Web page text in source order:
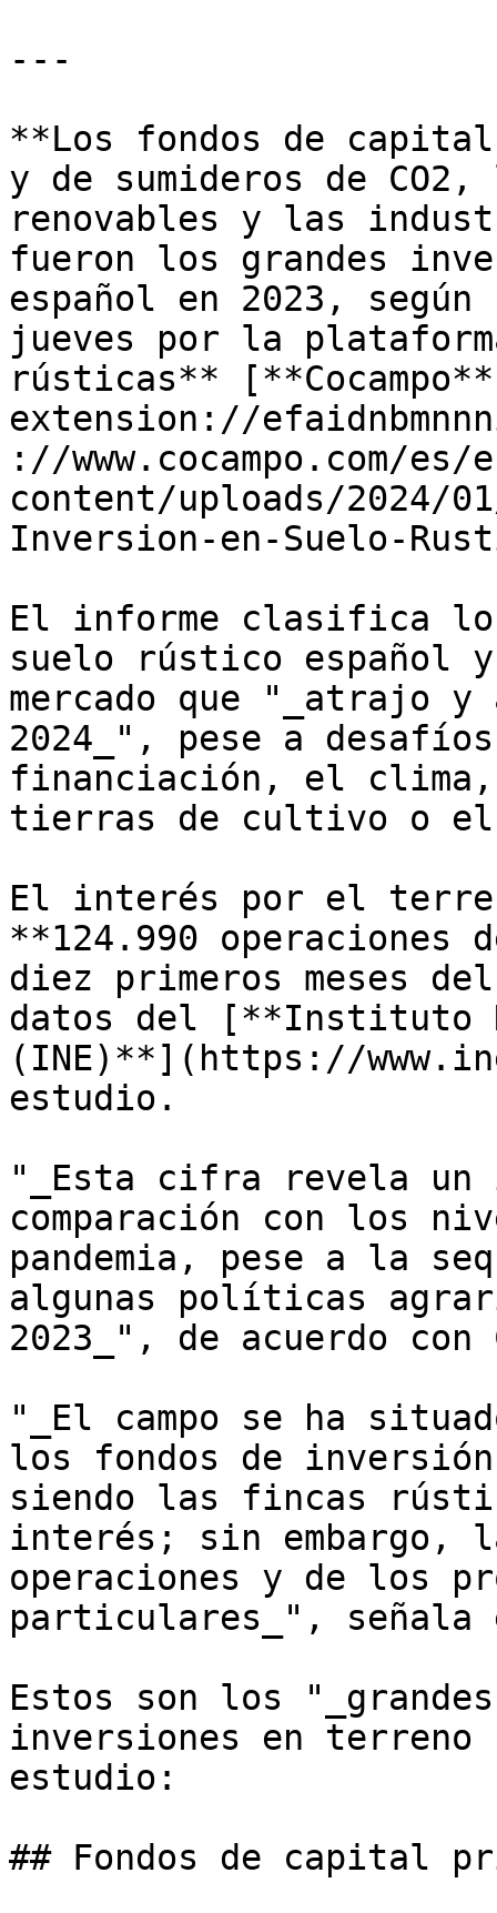
---
**Los fondos de
y de sumideros de
renovables y las
fueron los grandes
español en 2023,
jueves por la
rústicas**
extension://
://www.cocampo.com/
content/uploads/2024/
Inversion-en-Suelo-
El informe clasifica
suelo rústico español
mercado que "_atrajo
2024_", pese a
financiación, el clima,
tierras de cultivo o el
El interés por el
**124.990 operaciones
diez primeros meses
datos del [**Instituto
(INE)**](https://
estudio.
"_Esta cifra revela un
comparación con los
pandemia, pese a la
algunas políticas
2023_", de acuerdo con
"_El campo se ha
los fondos de
siendo las fincas
interés; sin embargo,
operaciones y de los
particulares_", señala
Estos son los
inversiones en
estudio:
## Fondos de capital